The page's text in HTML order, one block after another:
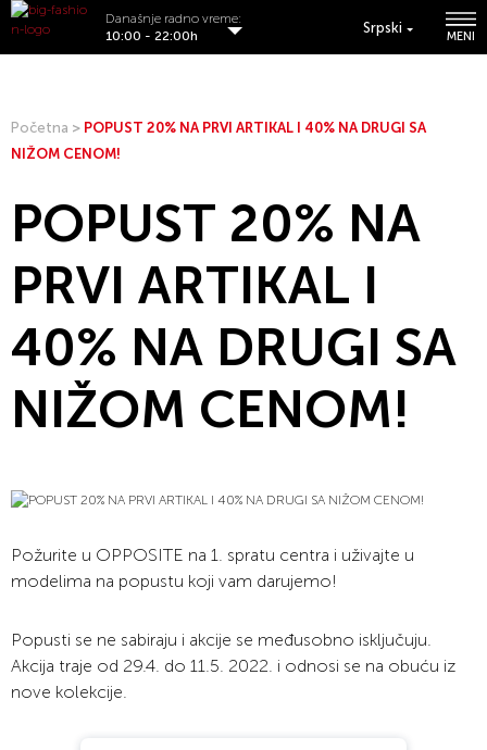
Srpski
MENI
Današnje radno vreme:
10:00 - 22:00h
Početna > POPUST 20% NA PRVI ARTIKAL I 40% NA DRUGI SA
NIŽOM CENOM!
POPUST 20% NA
PRVI ARTIKAL I
40% NA DRUGI SA
NIŽOM CENOM!
Požurite u OPPOSITE na 1. spratu centra i uživajte u
modelima na popustu koji vam darujemo!
Popusti se ne sabiraju i akcije se međusobno isključuju.
Akcija traje od 29.4. do 11.5. 2022. i odnosi se na obuću iz
nove kolekcije.